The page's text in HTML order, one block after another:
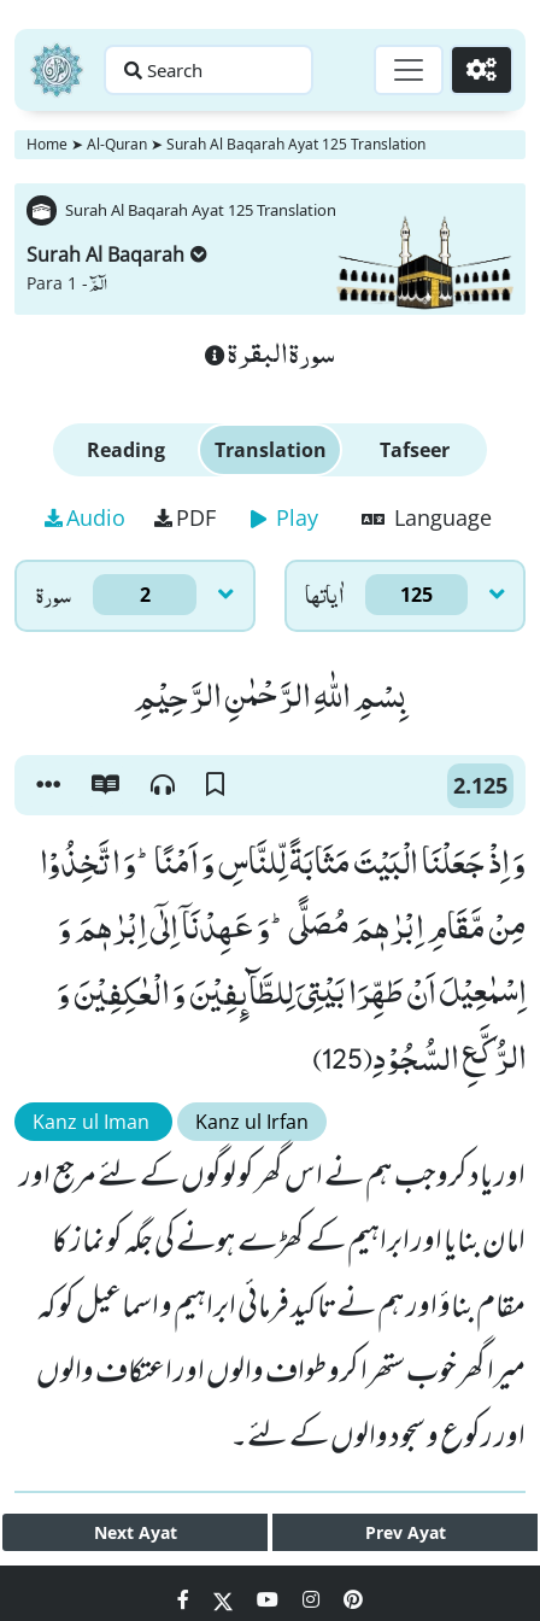
Search Go
Home ➤ Al-Quran ➤ Surah Al Baqarah Ayat 125 Translation
Surah Al Baqarah Ayat 125 Translation
Surah Al Baqarah
Para 1 -الٓمّٓ
سورة البقرة
Reading Translation Tafseer
Audio PDF Play Language
سورۃ 2 اٰياتها 125
بِسْمِ اللّٰهِ الرَّحْمٰنِ الرَّحِیْمِ
2.125
وَ اِذْ جَعَلْنَا الْبَیْتَ مَثَابَةً لِّلنَّاسِ وَ اَمْنًاؕ-وَ اتَّخِذُوْا
مِنْ مَّقَامِ اِبْرٰهٖمَ مُصَلًّىؕ-وَ عَهِدْنَاۤ اِلٰۤى اِبْرٰهٖمَ وَ
اِسْمٰعِیْلَ اَنْ طَهِّرَا بَیْتِیَ لِلطَّآىٕفِیْنَ وَ الْعٰكِفِیْنَ وَ
الرُّكَّعِ السُّجُوْدِ(125)
Kanz ul Iman Kanz ul Irfan
اور یاد کروجب ہم نے اس گھر کو لوگوں کے لئے مرجع اور
امان بنایا اور ابراہیم کے کھڑے ہونے کی جگہ کو نماز کا
مقام بناؤ اور ہم نے تاکید فرمائی ابراہیم و اسماعیل کو کہ
میرا گھر خوب ستھرا کرو طواف والوں اور اعتکاف والوں
اور رکوع و سجود والوں کے لئے۔
Next Ayat Prev Ayat